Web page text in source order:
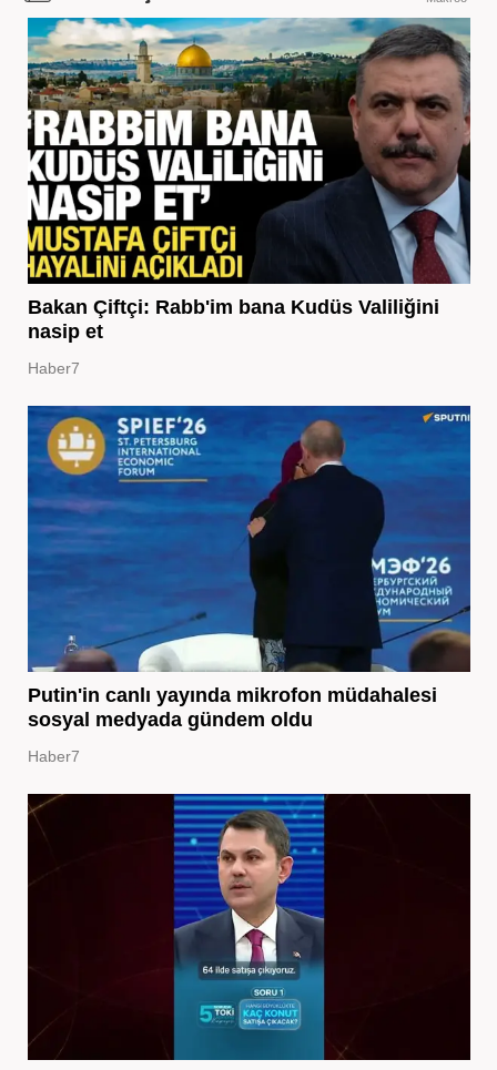
Bakan Çiftçi: Rabb'im bana Kudüs Valiliğini
nasip et
Haber7
Putin'in canlı yayında mikrofon müdahalesi
sosyal medyada gündem oldu
Haber7